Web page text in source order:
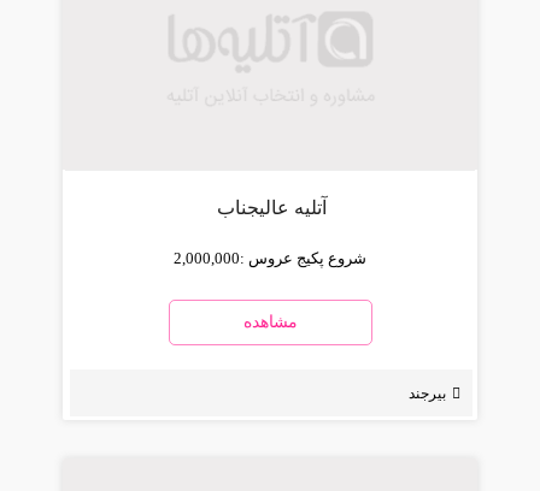
آتلیه عالیجناب
شروع پکیج عروس :2,000,000
مشاهده
بیرجند